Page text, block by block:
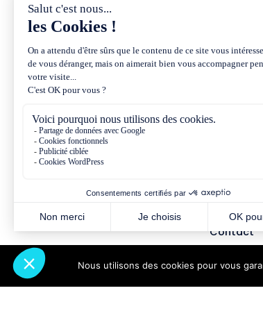
NOUS
Missions
Équipe et
Contact
Nous utilisons des cookies pour vous